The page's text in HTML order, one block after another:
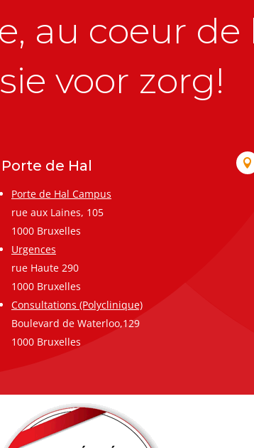
au coeur de
voor zorg!
Porte de Hal
Porte de Hal Campus
rue aux Laines, 105
1000 Bruxelles
Urgences
rue Haute 290
1000 Bruxelles
Consultations (Polyclinique)
Boulevard de Waterloo,129
1000 Bruxelles
